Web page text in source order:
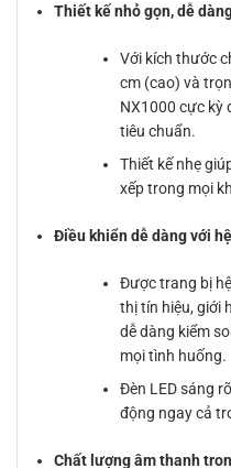
Thiết kế nhỏ gọn, dễ
Với kích thước
cm (cao) và
NX1000 cực kỳ
tiêu chuẩn.
Thiết kế nhẹ
xếp trong mọi
Điều khiển dễ dàng với
Được trang bị
thị tín hiệu, giới
dễ dàng kiểm
mọi tình huống.
Đèn LED sáng
động ngay cả
Chất lượng âm thanh